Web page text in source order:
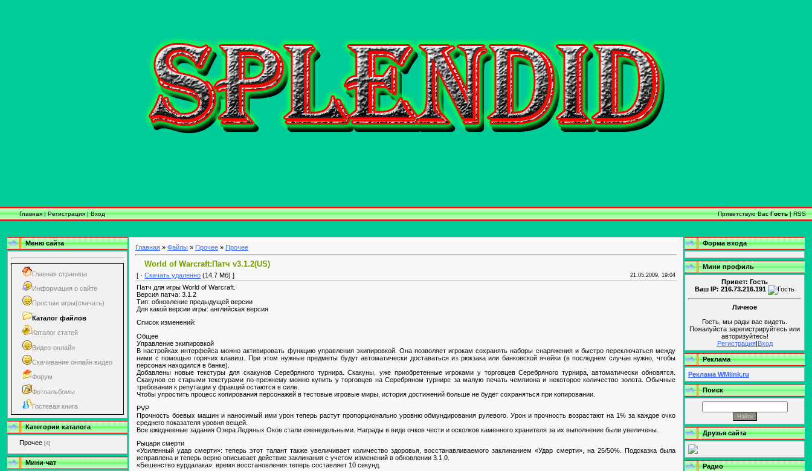
Главная|Регистрация|Вход Приветствую ВасГость|RSS
Меню сайта
Главная страница
Информация о сайте
Простые игры(скачать)
Каталог файлов
Каталог статей
Видео-онлайн
Скачивание онлайн видео
Форум
Фотоальбомы
Гостевая книга
Категории каталога
Прочее [4]
Мини-чат
Главная » Файлы » Прочее » Прочее
World of Warcraft:Патч v3.1.2(US)
[ · Скачать удаленно (14.7 Мб) ] 21.05.2009, 19:04
Патч для игры World of Warcraft.
Версия патча: 3.1.2
Тип: обновление предыдущей версии
Для какой версии игры: английская версия
Список изменений:
Общее
Управление экипировкой
В настройках интерфейса можно активировать функцию управления экипировкой. Она позволяет игрокам сохранять наборы снаряжения и быстро переключаться между
ними с помощью горячих клавиш. При этом нужные предметы будут автоматически доставаться из рюкзака или банковской ячейки (в последнем случае нужно, чтобы
персонаж находился в банке).
Добавлены новые текстуры для скакунов Серебряного турнира. Скакуны, уже приобретенные игроками у торговцев Серебряного турнира, автоматически обновятся.
Скакунов со старыми текстурами по-прежнему можно купить у торговцев на Серебряном турнире за малую печать чемпиона и некоторое количество золота. Обычные
требования к репутации у фракций остаются в силе.
Чтобы упростить процесс копирования персонажей в тестовые игровые миры, история достижений больше не будет сохраняться при копировании.
PVP
Прочность боевых машин и наносимый ими урон теперь растут пропорционально уровню обмундирования рулевого. Урон и прочность возрастают на 1% за каждое очко
среднего показателя уровня вещей.
Все ежедневные задания Озера Ледяных Оков стали еженедельными. Награды в виде очков чести и осколков каменного хранителя за их выполнение были увеличены.
Рыцари смерти
«Усиленный удар смерти»: теперь этот талант также увеличивает количество здоровья, восстанавливаемого заклинанием «Удар смерти», на 25/50%. Подсказка была
исправлена и теперь верно описывает действие заклинания с учетом изменений в обновлении 3.1.0.
«Бешенство вурдалака»: время восстановления теперь составляет 10 секунд.
Форма входа
Мини профиль
Привет: Гость
Ваш IP: 216.73.216.191
Личное
Гость, мы рады вас видеть.
Пожалуйста зарегистрируйтесь или
авторизуйтесь!
Регистрация|Вход
Реклама
Реклама WMlink.ru
Поиск
Друзья сайта
Радио